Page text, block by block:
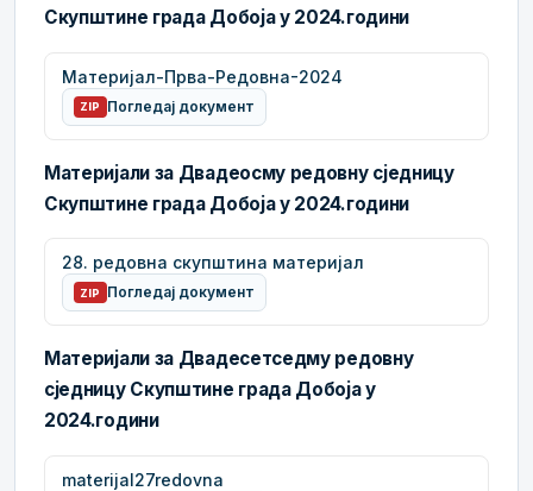
Скупштине града Добоја у 2024.години
Материјал-Прва-Редовна-2024
ZIP Погледај документ
Материјали за Двадеосму редовну сједницу
Скупштине града Добоја у 2024.години
28. редовна скупштина материјал
ZIP Погледај документ
Материјали за Двадесетседму редовну
сједницу Скупштине града Добоја у
2024.години
materijal27redovna